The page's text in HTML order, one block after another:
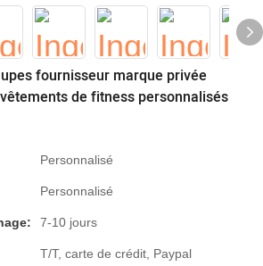
fournisseur marque privée
de fitness personnalisés
Personnalisé
Personnalisé
7-10 jours
T/T, carte de crédit, Paypal